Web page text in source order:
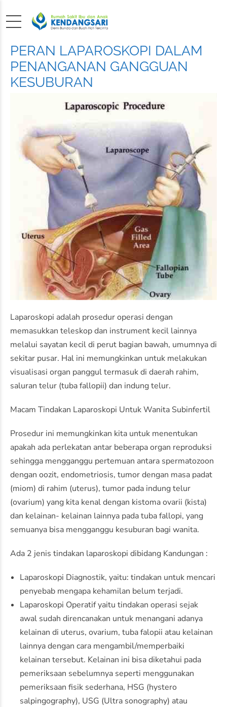
PERAN LAPAROSKOPI DALAM
PENANGANAN GANGGUAN
KESUBURAN
Laparoskopi adalah prosedur operasi dengan
memasukkan teleskop dan instrument kecil lainnya
melalui sayatan kecil di perut bagian bawah, umumnya di
sekitar pusar. Hal ini memungkinkan untuk melakukan
visualisasi organ panggul termasuk di daerah rahim,
saluran telur (tuba fallopii) dan indung telur.
Macam Tindakan Laparoskopi Untuk Wanita Subinfertil
Prosedur ini memungkinkan kita untuk menentukan
apakah ada perlekatan antar beberapa organ reproduksi
sehingga mengganggu pertemuan antara spermatozoon
dengan oozit, endometriosis, tumor dengan masa padat
(miom) di rahim (uterus), tumor pada indung telur
(ovarium) yang kita kenal dengan kistoma ovarii (kista)
dan kelainan- kelainan lainnya pada tuba fallopi, yang
semuanya bisa mengganggu kesuburan bagi wanita.
Ada 2 jenis tindakan laparoskopi dibidang Kandungan :
Laparoskopi Diagnostik, yaitu: tindakan untuk mencari
penyebab mengapa kehamilan belum terjadi.
Laparoskopi Operatif yaitu tindakan operasi sejak
awal sudah direncanakan untuk menangani adanya
kelainan di uterus, ovarium, tuba falopii atau kelainan
lainnya dengan cara mengambil/memperbaiki
kelainan tersebut. Kelainan ini bisa diketahui pada
pemeriksaan sebelumnya seperti menggunakan
pemeriksaan fisik sederhana, HSG (hystero
salpingography), USG (Ultra sonography) atau